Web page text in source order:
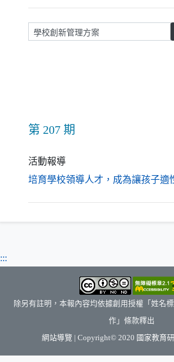
請輸入關鍵字
第 207 期
活動報導
培育學校領導人才，成為讓孩子適
:::
除另有註明，本報內容均依據創用授權「姓名
作」條款釋出
網站導覽 | Copyright© 2020 國家教育